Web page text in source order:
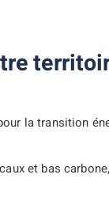
la transition
et bas